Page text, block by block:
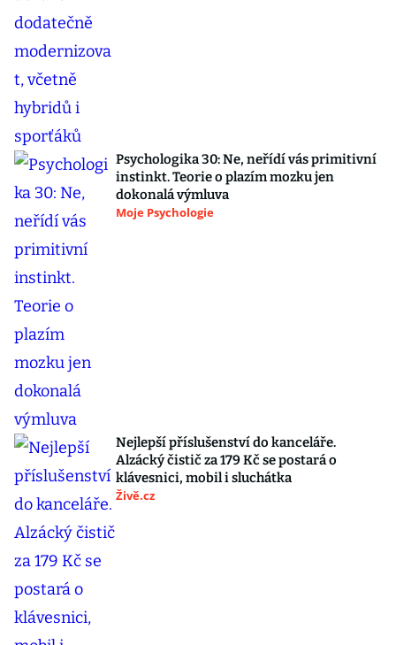
Psychologika 30: Ne, neřídí vás primitivní
instinkt. Teorie o plazím mozku jen
dokonalá výmluva
Moje Psychologie
Nejlepší příslušenství do kanceláře.
Alzácký čistič za 179 Kč se postará o
klávesnici, mobil i sluchátka
Živě.cz